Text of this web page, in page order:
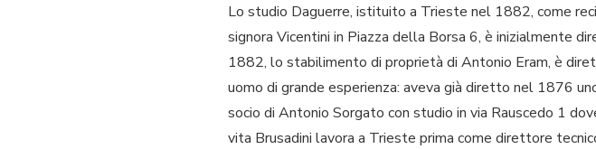
Lo studio Daguerre, istituito a Trieste nel 1882, come
signora Vicentini in Piazza della Borsa 6, è inizialmente
1882, lo stabilimento di proprietà di Antonio Eram, è
uomo di grande esperienza: aveva già diretto nel 1876
socio di Antonio Sorgato con studio in via Rauscedo 1
vita Brusadini lavora a Trieste prima come direttore